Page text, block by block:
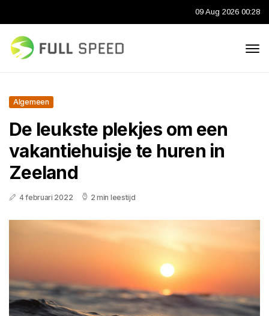
09 Aug 2026 00:28
Algemeen
De leukste plekjes om een
vakantiehuisje te huren in
Zeeland
4 februari 2022 2 min leestijd